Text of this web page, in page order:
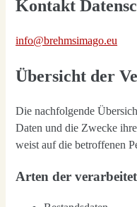
Kontakt
info@brehmsimago.eu
Übersicht der
Die nach­fol­gen­de
Daten und die Zwe­cke
weist auf die betrof­fe­nen
Arten der